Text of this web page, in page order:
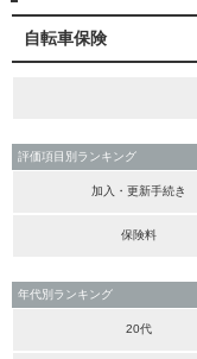
自転車保険
評価項目別ランキング
加入・更新手続き
保険料
年代別ランキング
20代